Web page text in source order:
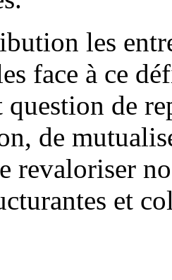
les
face à ce
de
de
revaloriser
et